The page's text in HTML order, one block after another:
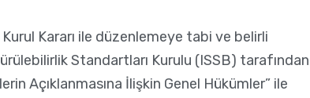
Kararı ile düzenlemeye tabi ve belirli
Standartları Kurulu (ISSB) tarafından
Açıklanmasına İlişkin Genel Hükümler” ile